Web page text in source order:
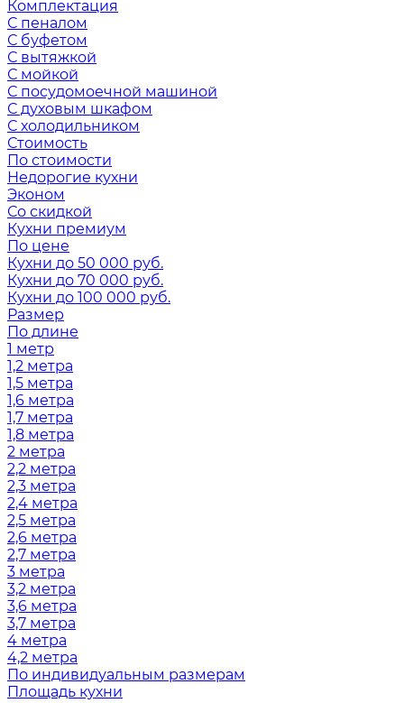
Комплектация
С пеналом
С буфетом
С вытяжкой
С мойкой
С посудомоечной машиной
С духовым шкафом
С холодильником
Стоимость
По стоимости
Недорогие кухни
Эконом
Со скидкой
Кухни премиум
По цене
Кухни до 50 000 руб.
Кухни до 70 000 руб.
Кухни до 100 000 руб.
Размер
По длине
1 метр
1,2 метра
1,5 метра
1,6 метра
1,7 метра
1,8 метра
2 метра
2,2 метра
2,3 метра
2,4 метра
2,5 метра
2,6 метра
2,7 метра
3 метра
3,2 метра
3,6 метра
3,7 метра
4 метра
4,2 метра
По индивидуальным размерам
Площадь кухни